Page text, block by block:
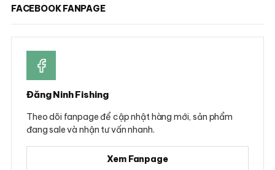
FACEBOOK FANPAGE
Đăng Ninh Fishing
Theo dõi fanpage để cập nhật hàng mới, sản phẩm
đang sale và nhận tư vấn nhanh.
Xem Fanpage